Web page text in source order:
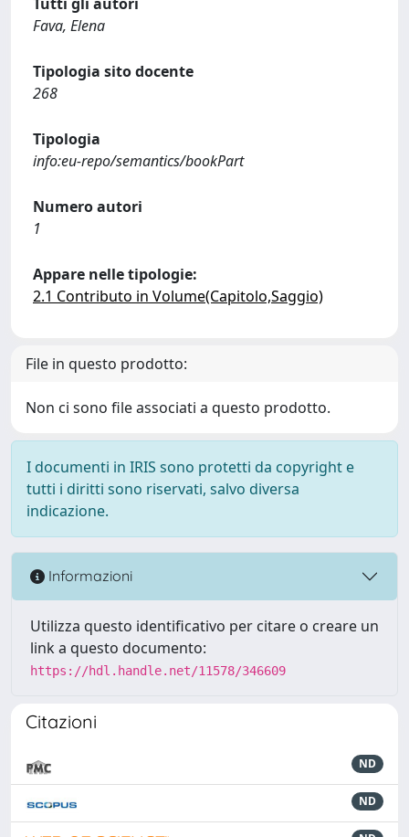
Fava, Elena
Tipologia sito docente
268
Tipologia
info:eu-repo/semantics/bookPart
Numero autori
1
Appare nelle tipologie:
2.1 Contributo in Volume(Capitolo,Saggio)
File in questo prodotto:
Non ci sono file associati a questo prodotto.
I documenti in IRIS sono protetti da copyright e
tutti i diritti sono riservati, salvo diversa
indicazione.
Informazioni
Utilizza questo identificativo per citare o creare un
link a questo documento:
https://hdl.handle.net/11578/346609
Citazioni
ND
ND